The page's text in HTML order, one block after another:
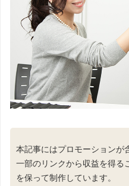
本記事にはプロモーションが
一部のリンクから収益を得る
を保って制作しています。